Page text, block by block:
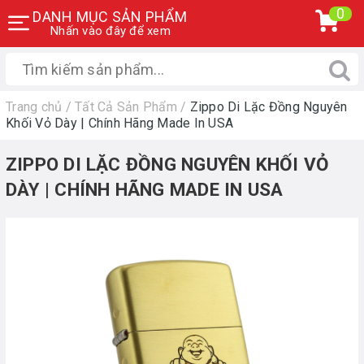
DANH MỤC SẢN PHẨM
Nhấn vào đây để xem
0
Trang chủ / Tất Cả Sản Phẩm / Zippo Di Lặc Đồng Nguyên
Khối Vỏ Dày | Chính Hãng Made In USA
ZIPPO DI LẶC ĐỒNG NGUYÊN KHỐI VỎ
DÀY | CHÍNH HÃNG MADE IN USA